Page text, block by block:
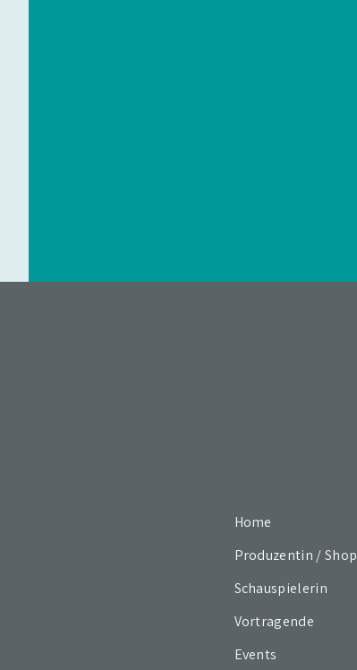
Home
Produzentin / Shop
Schauspielerin
Vortragende
Events